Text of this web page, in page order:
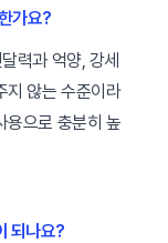
가요?
력과 억양, 강세
지 않는 수준이라
용으로 충분히 높
되나요?